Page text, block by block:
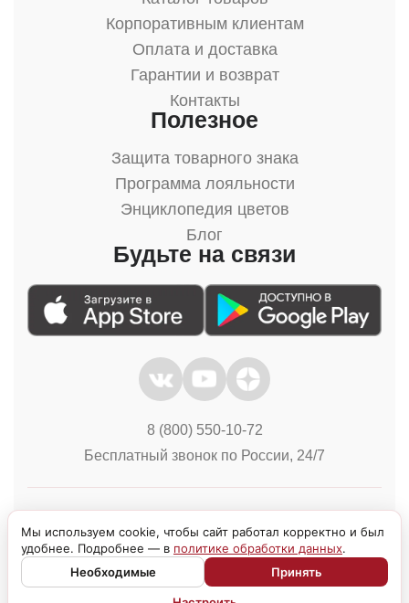
Корпоративным клиентам
Оплата и доставка
Гарантии и возврат
Контакты
Полезное
Защита товарного знака
Программа лояльности
Энциклопедия цветов
Блог
Будьте на связи
8 (800) 550-10-72
Бесплатный звонок по России, 24/7
Мы используем cookie, чтобы сайт работал корректно и был
удобнее. Подробнее — в политике обработки данных.
Необходимые Принять